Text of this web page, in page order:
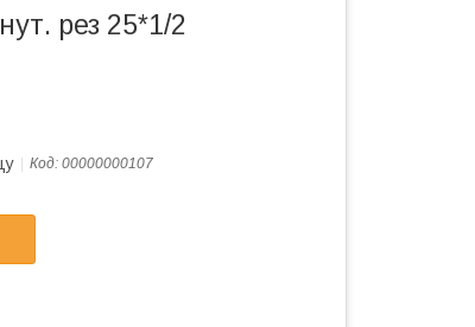
рез 25*1/2
Код: 00000000107